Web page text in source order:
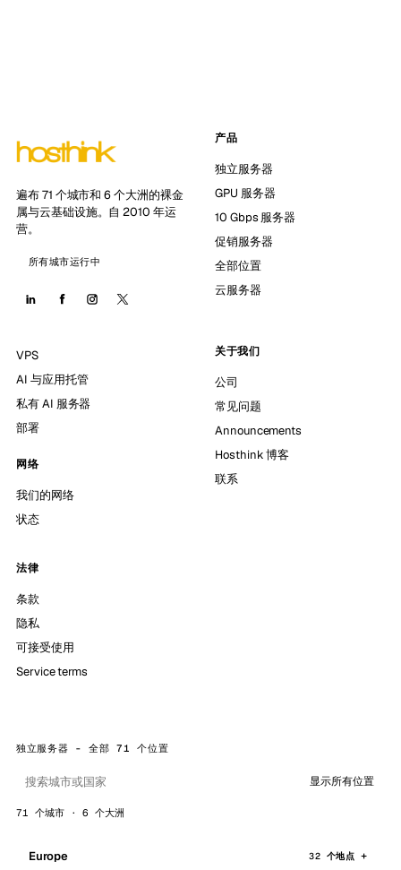
遍布 71 个城市和 6 个大洲的裸金
属与云基础设施。自 2010 年运
营。
所有城市运行中
产品
独立服务器
GPU 服务器
10 Gbps 服务器
促销服务器
全部位置
云服务器
VPS
AI 与应用托管
私有 AI 服务器
部署
网络
我们的网络
状态
关于我们
公司
常见问题
Announcements
Hosthink 博客
联系
法律
条款
隐私
可接受使用
Service terms
独立服务器 - 全部 71 个位置
显示所有位置
71 个城市 · 6 个大洲
Europe 32 个地点